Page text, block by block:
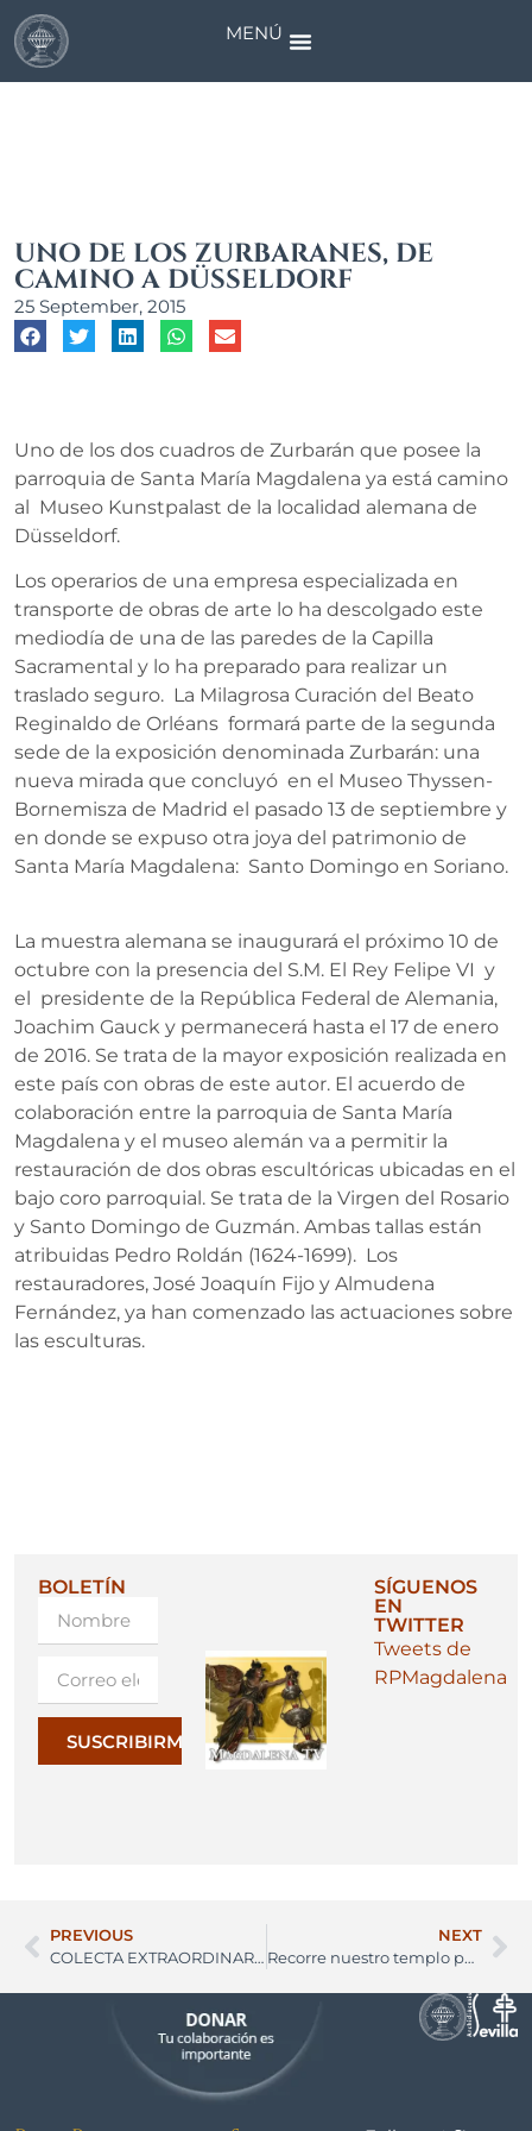
MENÚ
UNO DE LOS ZURBARANES, DE
CAMINO A DÜSSELDORF
25 September, 2015
Uno de los dos cuadros de Zurbarán que posee la
parroquia de Santa María Magdalena ya está camino
al Museo Kunstpalast de la localidad alemana de
Düsseldorf.
Los operarios de una empresa especializada en
transporte de obras de arte lo ha descolgado este
mediodía de una de las paredes de la Capilla
Sacramental y lo ha preparado para realizar un
traslado seguro. La Milagrosa Curación del Beato
Reginaldo de Orléans formará parte de la segunda
sede de la exposición denominada Zurbarán: una
nueva mirada que concluyó en el Museo Thyssen-
Bornemisza de Madrid el pasado 13 de septiembre y
en donde se expuso otra joya del patrimonio de
Santa María Magdalena: Santo Domingo en Soriano.
La muestra alemana se inaugurará el próximo 10 de
octubre con la presencia del S.M. El Rey Felipe VI y
el presidente de la República Federal de Alemania,
Joachim Gauck y permanecerá hasta el 17 de enero
de 2016. Se trata de la mayor exposición realizada en
este país con obras de este autor. El acuerdo de
colaboración entre la parroquia de Santa María
Magdalena y el museo alemán va a permitir la
restauración de dos obras escultóricas ubicadas en el
bajo coro parroquial. Se trata de la Virgen del Rosario
y Santo Domingo de Guzmán. Ambas tallas están
atribuidas Pedro Roldán (1624-1699). Los
restauradores, José Joaquín Fijo y Almudena
Fernández, ya han comenzado las actuaciones sobre
las esculturas.
BOLETÍN
SUSCRIBIRME
SÍGUENOS
EN
TWITTER
Tweets de
RPMagdalena
PREVIOUS
COLECTA EXTRAORDINARIA PARA SUFRAGAR LAS OBRAS DE LA LINTERNA
NEXT
Recorre nuestro templo parroquial sin moverte de casa